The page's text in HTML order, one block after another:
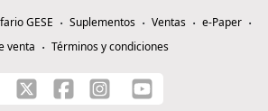
GESE Suplementos Ventas
e-Paper
venta
Términos y condiciones